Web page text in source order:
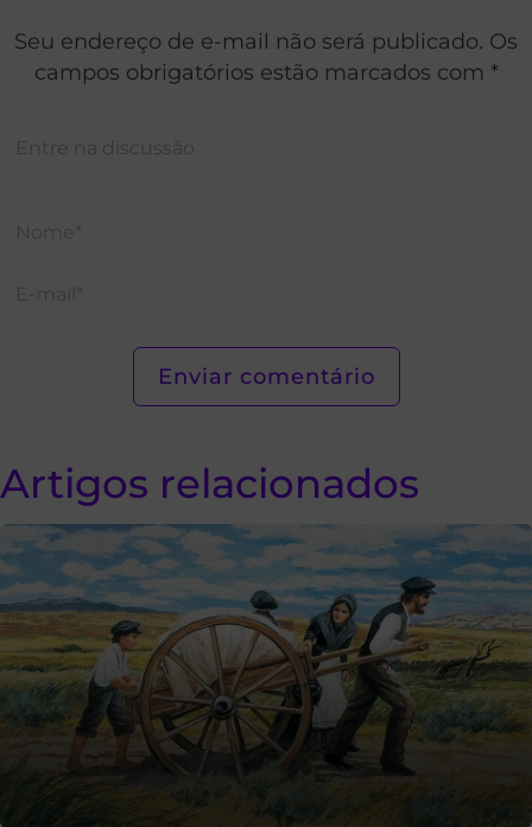
Seu endereço de e-mail não será publicado. Os
campos obrigatórios estão marcados com *
Artigos relacionados